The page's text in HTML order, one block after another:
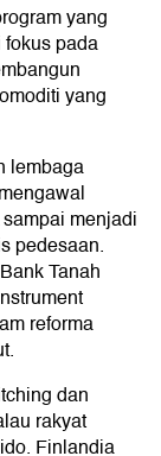
yang
pada
yang
lembaga
menjadi
pedesaan.
Tanah
reforma
dan
rakyat
Finlandia